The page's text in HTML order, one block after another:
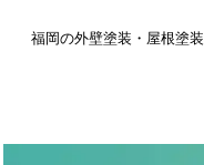
福岡の外壁塗装・屋根塗装